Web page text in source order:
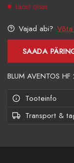
Laost otsas
Vajad abi? Võta
SAADA
BLUM AVENTOS
Tooteinfo
Transport &